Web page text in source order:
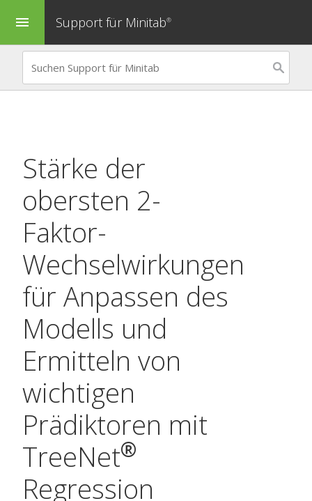
menu Support für Minitab®
Stärke der
obersten 2-
Faktor-
Wechselwirkungen
für Anpassen des
Modells und
Ermitteln von
wichtigen
Prädiktoren mit
TreeNet®
Regression